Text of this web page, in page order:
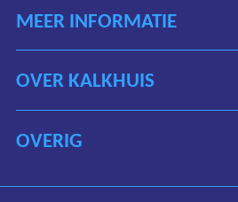
Disclaimer
MEER INFORMATIE
OVER KALKHUIS
OVERIG